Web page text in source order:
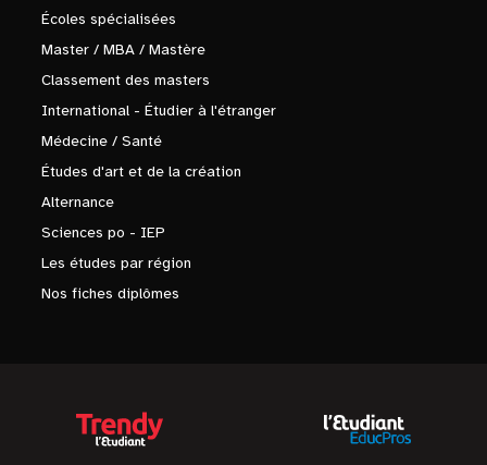
Écoles spécialisées
Master / MBA / Mastère
Classement des masters
International - Étudier à l'étranger
Médecine / Santé
Études d'art et de la création
Alternance
Sciences po - IEP
Les études par région
Nos fiches diplômes